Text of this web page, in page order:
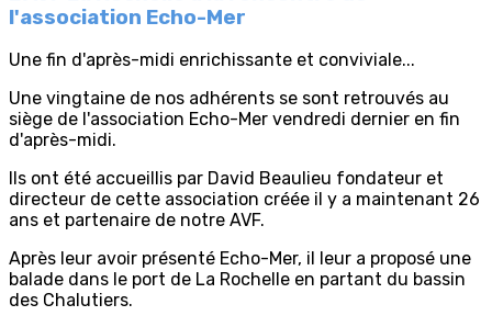
l'association Echo-Mer
Une fin d'après-midi enrichissante et conviviale...
Une vingtaine de nos adhérents se sont retrouvés au
siège de l'association Echo-Mer vendredi dernier en fin
d'après-midi.
Ils ont été accueillis par David Beaulieu fondateur et
directeur de cette association créée il y a maintenant 26
ans et partenaire de notre AVF.
Après leur avoir présenté Echo-Mer, il leur a proposé une
balade dans le port de La Rochelle en partant du bassin
des Chalutiers.